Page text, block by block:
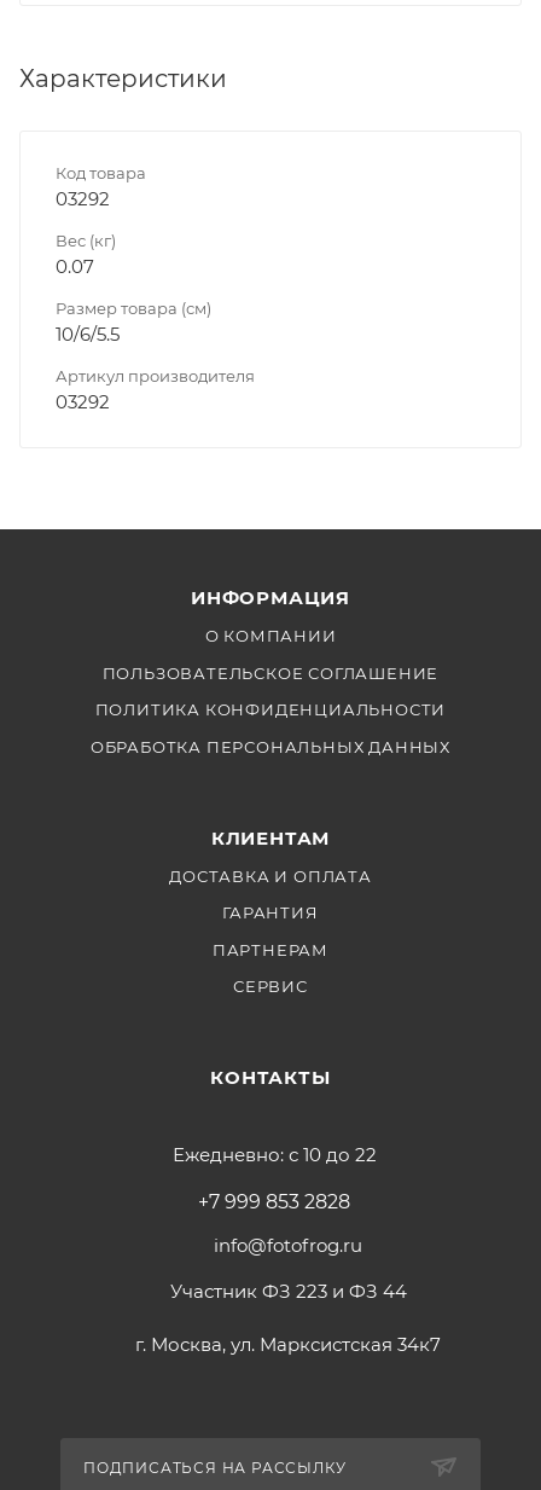
Характеристики
Код товара
03292
Вес (кг)
0.07
Размер товара (см)
10/6/5.5
Артикул производителя
03292
ИНФОРМАЦИЯ
О КОМПАНИИ
ПОЛЬЗОВАТЕЛЬСКОЕ СОГЛАШЕНИЕ
ПОЛИТИКА КОНФИДЕНЦИАЛЬНОСТИ
ОБРАБОТКА ПЕРСОНАЛЬНЫХ ДАННЫХ
КЛИЕНТАМ
ДОСТАВКА И ОПЛАТА
ГАРАНТИЯ
ПАРТНЕРАМ
СЕРВИС
КОНТАКТЫ
Ежедневно: с 10 до 22
+7 999 853 2828
info@fotofrog.ru
Участник ФЗ 223 и ФЗ 44
г. Москва, ул. Марксистская 34к7
ПОДПИСАТЬСЯ НА РАССЫЛКУ